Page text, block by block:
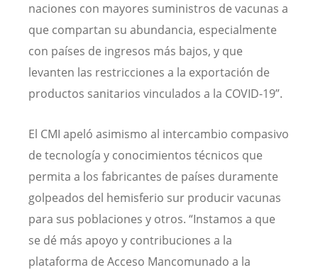
naciones con mayores suministros de vacunas a
que compartan su abundancia, especialmente
con países de ingresos más bajos, y que
levanten las restricciones a la exportación de
productos sanitarios vinculados a la COVID-19”.
El CMI apeló asimismo al intercambio compasivo
de tecnología y conocimientos técnicos que
permita a los fabricantes de países duramente
golpeados del hemisferio sur producir vacunas
para sus poblaciones y otros. “Instamos a que
se dé más apoyo y contribuciones a la
plataforma de Acceso Mancomunado a la